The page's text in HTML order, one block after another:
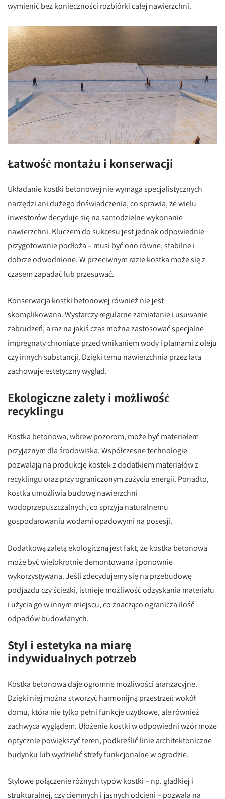
wymienić bez konieczności rozbiórki całej nawierzchni.
Łatwość montażu i konserwacji
Układanie kostki betonowej nie wymaga specjalistycznych
narzędzi ani dużego doświadczenia, co sprawia, że wielu
inwestorów decyduje się na samodzielne wykonanie
nawierzchni. Kluczem do sukcesu jest jednak odpowiednie
przygotowanie podłoża – musi być ono równe, stabilne i
dobrze odwodnione. W przeciwnym razie kostka może się z
czasem zapadać lub przesuwać.
Konserwacja kostki betonowej również nie jest
skomplikowana. Wystarczy regularne zamiatanie i usuwanie
zabrudzeń, a raz na jakiś czas można zastosować specjalne
impregnaty chroniące przed wnikaniem wody i plamami z oleju
czy innych substancji. Dzięki temu nawierzchnia przez lata
zachowuje estetyczny wygląd.
Ekologiczne zalety i możliwość
recyklingu
Kostka betonowa, wbrew pozorom, może być materiałem
przyjaznym dla środowiska. Współczesne technologie
pozwalają na produkcję kostek z dodatkiem materiałów z
recyklingu oraz przy ograniczonym zużyciu energii. Ponadto,
kostka umożliwia budowę nawierzchni
wodoprzepuszczalnych, co sprzyja naturalnemu
gospodarowaniu wodami opadowymi na posesji.
Dodatkową zaletą ekologiczną jest fakt, że kostka betonowa
może być wielokrotnie demontowana i ponownie
wykorzystywana. Jeśli zdecydujemy się na przebudowę
podjazdu czy ścieżki, istnieje możliwość odzyskania materiału
i użycia go w innym miejscu, co znacząco ogranicza ilość
odpadów budowlanych.
Styl i estetyka na miarę
indywidualnych potrzeb
Kostka betonowa daje ogromne możliwości aranżacyjne.
Dzięki niej można stworzyć harmonijną przestrzeń wokół
domu, która nie tylko pełni funkcje użytkowe, ale również
zachwyca wyglądem. Ułożenie kostki w odpowiedni wzór może
optycznie powiększyć teren, podkreślić linie architektoniczne
budynku lub wydzielić strefy funkcjonalne w ogrodzie.
Stylowe połączenie różnych typów kostki – np. gładkiej i
strukturalnej, czy ciemnych i jasnych odcieni – pozwala na